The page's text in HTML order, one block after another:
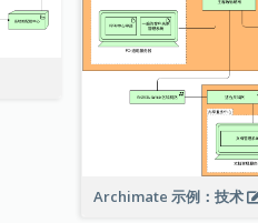
Archimate 示例：技术